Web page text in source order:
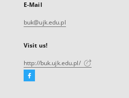
E-Mail
buk@ujk.edu.pl
Visit us!
http://buk.ujk.edu.pl/
Facebook